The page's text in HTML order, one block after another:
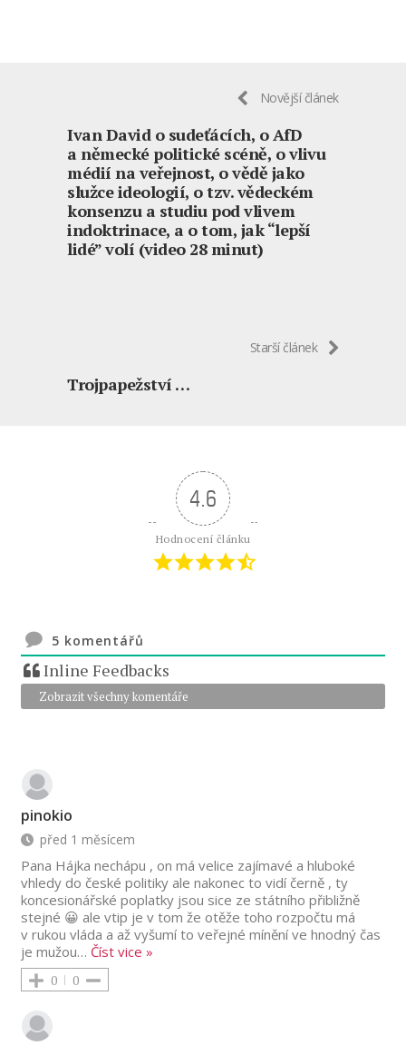
Novější článek
Ivan David o sudeťácích, o AfD
a německé politické scéně, o vlivu
médií na veřejnost, o vědě jako
služce ideologií, o tzv. vědeckém
konsenzu a studiu pod vlivem
indoktrinace, a o tom, jak “lepší
lidé” volí (video 28 minut)
Starší článek
Trojpapežství …
4.6
Hodnocení článku
5 komentářů
Inline Feedbacks
Zobrazit všechny komentáře
pinokio
před 1 měsícem
Pana Hájka nechápu , on má velice zajímavé a hluboké
vhledy do české politiky ale nakonec to vidí černě , ty
koncesionářské poplatky jsou sice ze státního přibližně
stejné 😀 ale vtip je v tom že otěže toho rozpočtu má
v rukou vláda a až vyšumí to veřejné mínění ve hnodný čas
je mužou… Číst vice »
0 0